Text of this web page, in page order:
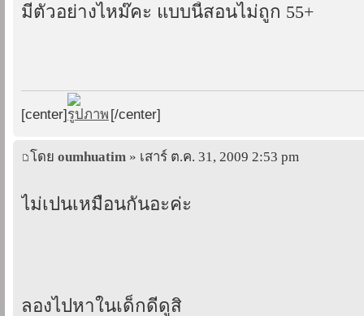
มีตัวอย่างไหม๊คะ แบบนี้สอนไม่ถูก 55+
[center] [/center]
โดย oumhuatim » เสาร์ ต.ค. 31, 2009 2:53 pm
ไม่เปนเหมือนกันอะค่ะ
ลองไปหาในเด็กดีดูสิ